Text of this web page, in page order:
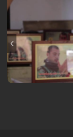
تحت وطأة الحرب،
والدمار، فنرى